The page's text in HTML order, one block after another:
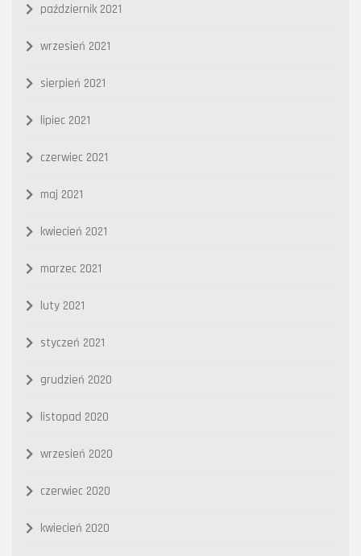
październik 2021
wrzesień 2021
sierpień 2021
lipiec 2021
czerwiec 2021
maj 2021
kwiecień 2021
marzec 2021
luty 2021
styczeń 2021
grudzień 2020
listopad 2020
wrzesień 2020
czerwiec 2020
kwiecień 2020